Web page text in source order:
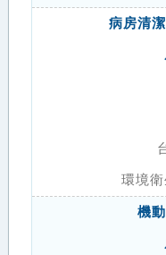
病房清
環境
機